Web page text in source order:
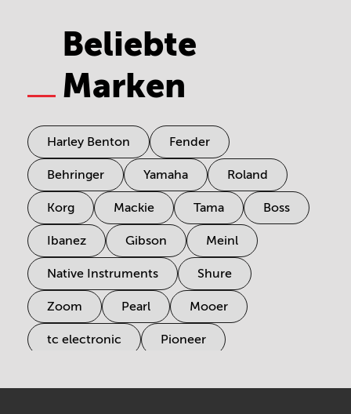
Beliebte
Marken
Harley Benton Fender
Behringer Yamaha Roland
Korg Mackie Tama Boss
Ibanez Gibson Meinl
Native Instruments Shure
Zoom Pearl Mooer
tc electronic Pioneer